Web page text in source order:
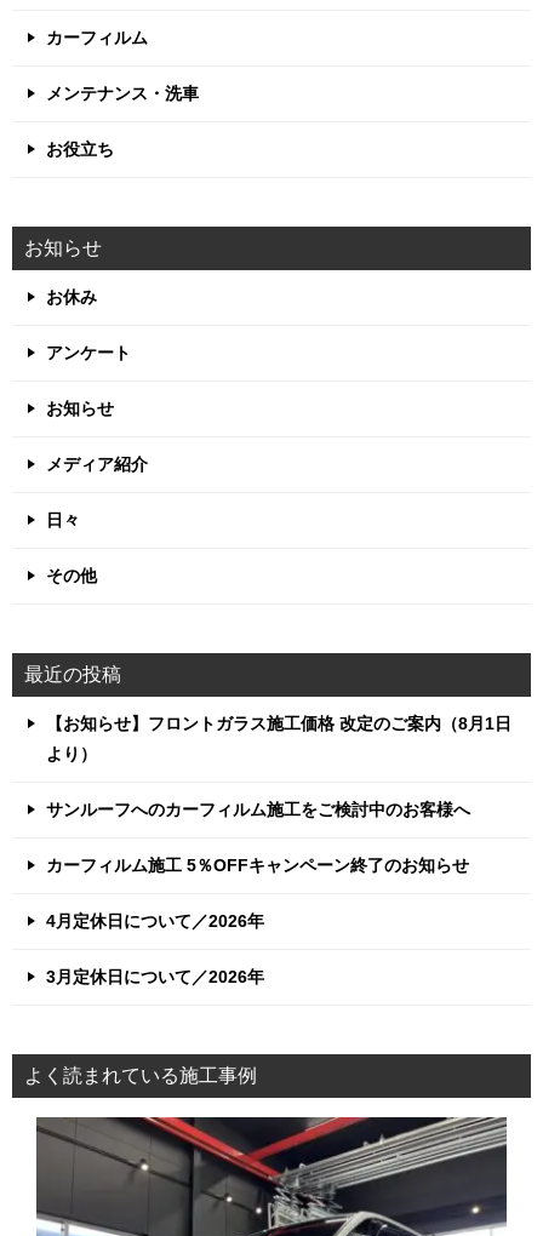
カーフィルム
メンテナンス・洗車
お役立ち
お知らせ
お休み
アンケート
お知らせ
メディア紹介
日々
その他
最近の投稿
【お知らせ】フロントガラス施工価格 改定のご案内（8月1日
より）
サンルーフへのカーフィルム施工をご検討中のお客様へ
カーフィルム施工 5％OFFキャンペーン終了のお知らせ
4月定休日について／2026年
3月定休日について／2026年
よく読まれている施工事例